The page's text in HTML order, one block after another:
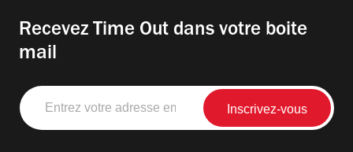
Recevez Time Out dans votre boite
mail
Entrez
votre
adresse